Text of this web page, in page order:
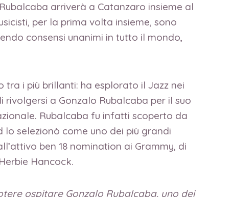
arriverà a Catanzaro insieme al
per la prima volta insieme, sono
consensi unanimi in tutto il mondo,
tra i più brillanti: ha esplorato il Jazz nei
a Gonzalo Rubalcaba per il suo
Rubalcaba fu infatti scoperto da
lo selezionò come uno dei più grandi
ben 18 nomination ai Grammy, di
Hancock.
ospitare Gonzalo Rubalcaba, uno dei